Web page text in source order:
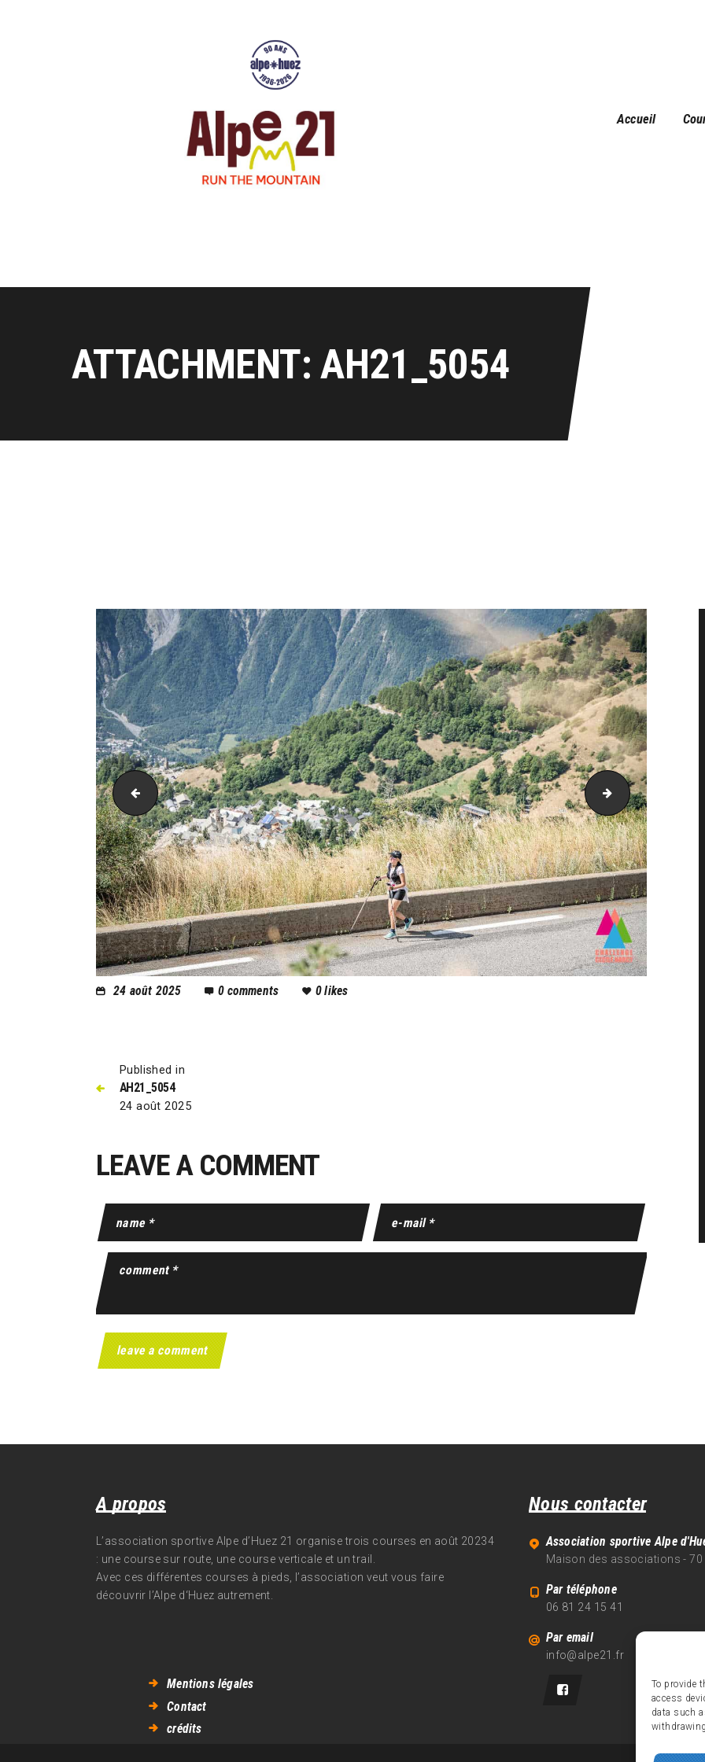
To provide
access
data such
Accueil
ATTACHMENT: AH21_5054
AH21_5051 AH21_5056
24 août 2025 0 comments 0likes
Published in
AH21_5054
24 août 2025
LEAVE A COMMENT
A propos
L’association sportive Alpe d’Huez 21 organise trois courses en août 20234
: une course sur route, une course verticale et un trail.
Avec ces différentes courses à pieds, l’association veut vous faire
découvrir l’Alpe d‘Huez autrement.
Nous contacter
Association sportive Alpe
Maison des associations - 70
Par téléphone
06 81 24 15 41
Par email
info@alpe21.fr
Mentions légales
Contact
crédits